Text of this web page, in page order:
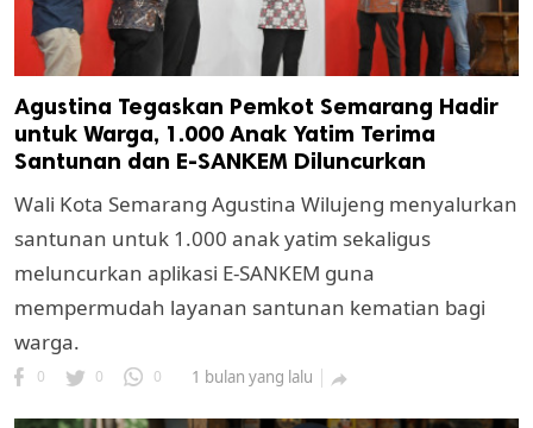
Agustina Tegaskan Pemkot Semarang Hadir
untuk Warga, 1.000 Anak Yatim Terima
Santunan dan E-SANKEM Diluncurkan
Wali Kota Semarang Agustina Wilujeng menyalurkan
santunan untuk 1.000 anak yatim sekaligus
meluncurkan aplikasi E-SANKEM guna
mempermudah layanan santunan kematian bagi
warga.
0 0 0 1 bulan yang lalu 